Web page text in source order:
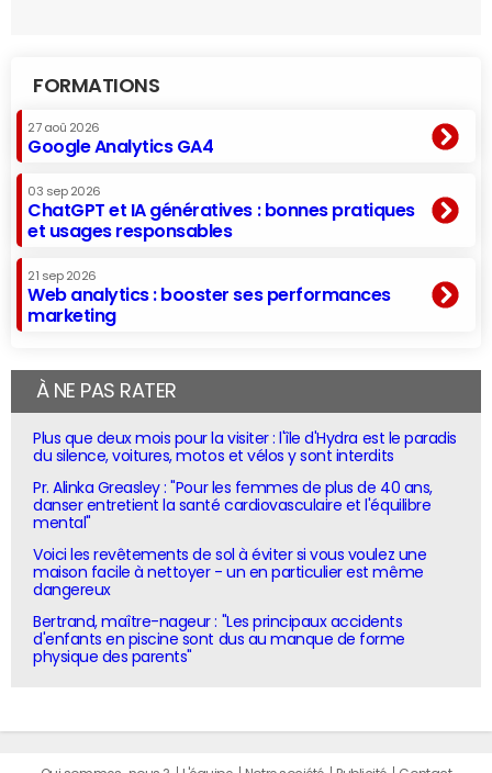
FORMATIONS
27 aoû 2026
Google Analytics GA4
03 sep 2026
ChatGPT et IA génératives : bonnes pratiques
et usages responsables
21 sep 2026
Web analytics : booster ses performances
marketing
À NE PAS RATER
Plus que deux mois pour la visiter : l'île d'Hydra est le paradis
du silence, voitures, motos et vélos y sont interdits
Pr. Alinka Greasley : "Pour les femmes de plus de 40 ans,
danser entretient la santé cardiovasculaire et l'équilibre
mental"
Voici les revêtements de sol à éviter si vous voulez une
maison facile à nettoyer - un en particulier est même
dangereux
Bertrand, maître-nageur : "Les principaux accidents
d'enfants en piscine sont dus au manque de forme
physique des parents"